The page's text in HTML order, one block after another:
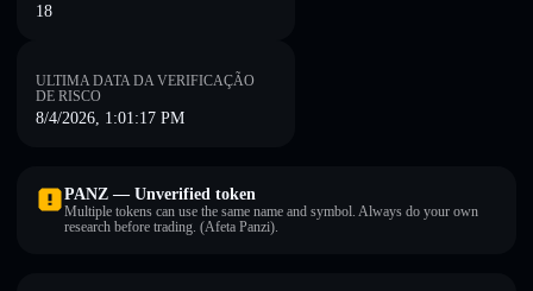
18
ULTIMA DATA DA VERIFICAÇÃO
DE RISCO
8/4/2026, 1:01:17 PM
PANZ — Unverified token
Multiple tokens can use the same name and symbol. Always do your own
research before trading. (Afeta Panzi).